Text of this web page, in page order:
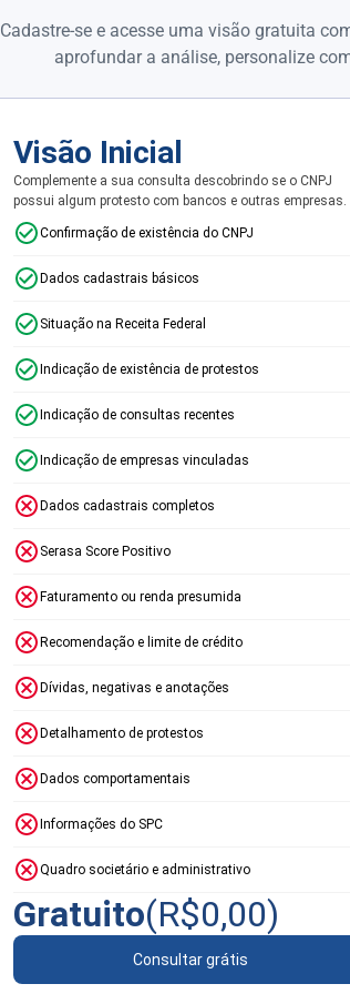
Cadastre-se e acesse uma visão gratuita
aprofundar a análise, personalize
Visão Inicial
Complemente a sua consulta descobrindo se o CNPJ
possui algum protesto com bancos e outras empresas.
Confirmação de existência do CNPJ
Dados cadastrais básicos
Situação na Receita Federal
Indicação de existência de protestos
Indicação de consultas recentes
Indicação de empresas vinculadas
Dados cadastrais completos
Serasa Score Positivo
Faturamento ou renda presumida
Recomendação e limite de crédito
Dívidas, negativas e anotações
Detalhamento de protestos
Dados comportamentais
Informações do SPC
Quadro societário e administrativo
Gratuito(R$0,00)
Consultar grátis